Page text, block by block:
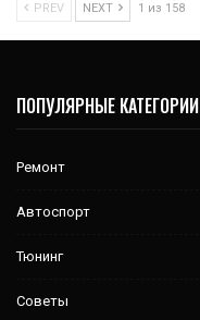
PREV NEXT 1 из 158
ПОПУЛЯРНЫЕ КАТЕГОРИИ
Ремонт
Автоспорт
Тюнинг
Советы